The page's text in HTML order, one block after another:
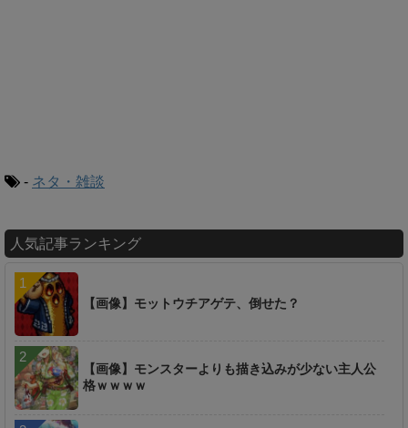
- ネタ・雑談
人気記事ランキング
【画像】モットウチアゲテ、倒せた？
【画像】モンスターよりも描き込みが少ない主人公
格ｗｗｗｗ